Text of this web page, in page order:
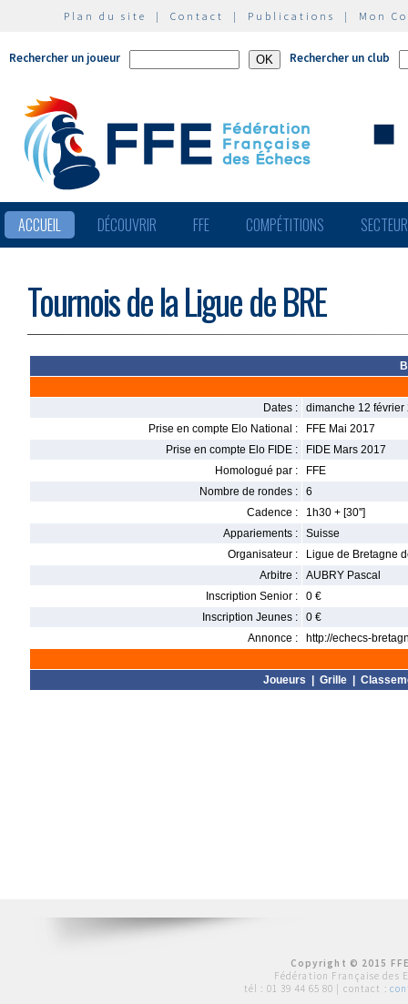
Plan du site | Contact | Publications | Mon
Rechercher un joueur Rechercher un club
ACCUEIL DÉCOUVRIR FFE COMPÉTITIONS
Tournois de la Ligue de BRE
Dates :
dimanche 12
Prise en compte Elo National :
FFE Mai 2017
Prise en compte Elo FIDE :
FIDE Mars 2017
Homologué par :
FFE
Nombre de rondes :
6
Cadence :
1h30 + [30'']
Appariements :
Suisse
Organisateur :
Ligue de Bretagne
Arbitre :
AUBRY Pascal
Inscription Senior :
0 €
Inscription Jeunes :
0 €
Annonce :
http://echecs-
Joueurs Grille
Copyright © 2015
Fédération Française des
tél : 01 39 44 65 80 | contact :